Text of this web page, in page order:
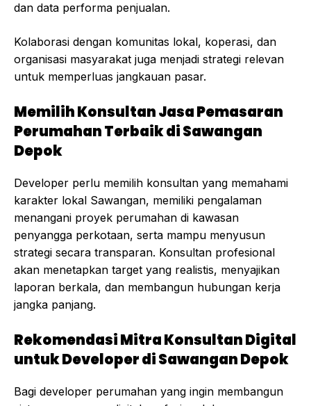
dan data performa penjualan.
Kolaborasi dengan komunitas lokal, koperasi, dan
organisasi masyarakat juga menjadi strategi relevan
untuk memperluas jangkauan pasar.
Memilih Konsultan Jasa Pemasaran
Perumahan Terbaik di Sawangan
Depok
Developer perlu memilih konsultan yang memahami
karakter lokal Sawangan, memiliki pengalaman
menangani proyek perumahan di kawasan
penyangga perkotaan, serta mampu menyusun
strategi secara transparan. Konsultan profesional
akan menetapkan target yang realistis, menyajikan
laporan berkala, dan membangun hubungan kerja
jangka panjang.
Rekomendasi Mitra Konsultan Digital
untuk Developer di Sawangan Depok
Bagi developer perumahan yang ingin membangun